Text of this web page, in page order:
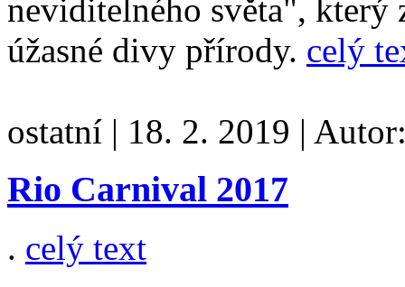
neviditelného světa", který
úžasné divy přírody. celý
ostatní | 18. 2. 2019 |
Rio Carnival 2017
. celý text